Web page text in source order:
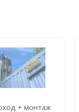
+ монтаж